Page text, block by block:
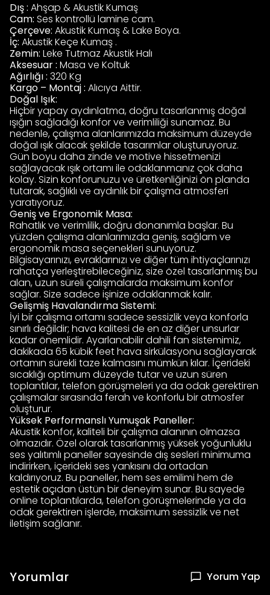
Dış : Ahşap & Akustik Kumaş
Cam: Ses kontrollü lamine cam.
Çerçeve: Akustik Kumaş & Lake Boya.
İç: Akustik Keçe Kumaş .
Zemin: Leke Tutmaz Akustik Halı
Aksesuar : Masa ve Koltuk
Ağırlığı : 320 Kg
Kargo – Montaj : Alıcıya Aittir.
Doğal Işık:
Hiçbir yapay aydınlatma, doğru tasarlanmış doğal
ışığın sağladığı konfor ve verimliliği sunamaz. Bu
nedenle, çalışma alanlarımızda maksimum düzeyde
doğal ışık alacak şekilde tasarımlar oluşturuyoruz.
Gün boyu daha zinde ve motive hissetmenizi
sağlayacak ışık ortamı ile odaklanmanız çok daha
kolay. Sizin konforunuzu ve üretkenliğinizi ön planda
tutarak, sağlıklı ve aydınlık bir çalışma atmosferi
yaratıyoruz.
Geniş ve Ergonomik Masa:
Rahatlık ve verimlilik, doğru donanımla başlar. Bu
yüzden çalışma alanlarımızda geniş, sağlam ve
ergonomik masa seçenekleri sunuyoruz.
Bilgisayarınızı, evraklarınızı ve diğer tüm ihtiyaçlarınızı
rahatça yerleştirebileceğiniz, size özel tasarlanmış bu
alan, uzun süreli çalışmalarda maksimum konfor
sağlar. Size sadece işinize odaklanmak kalır.
Gelişmiş Havalandırma Sistemi:
İyi bir çalışma ortamı sadece sessizlik veya konforla
sınırlı değildir; hava kalitesi de en az diğer unsurlar
kadar önemlidir. Ayarlanabilir dahili fan sistemimiz,
dakikada 65 kübik feet hava sirkülasyonu sağlayarak
ortamın sürekli taze kalmasını mümkün kılar. İçerideki
sıcaklığı optimum düzeyde tutar ve uzun süren
toplantılar, telefon görüşmeleri ya da odak gerektiren
çalışmalar sırasında ferah ve konforlu bir atmosfer
oluşturur.
Yüksek Performanslı Yumuşak Paneller:
Akustik konfor, kaliteli bir çalışma alanının olmazsa
olmazıdır. Özel olarak tasarlanmış yüksek yoğunluklu
ses yalıtımlı paneller sayesinde dış sesleri minimuma
indirirken, içerideki ses yankısını da ortadan
kaldırıyoruz. Bu paneller, hem ses emilimi hem de
estetik açıdan üstün bir deneyim sunar. Bu sayede
online toplantılarda, telefon görüşmelerinde ya da
odak gerektiren işlerde, maksimum sessizlik ve net
iletişim sağlanır.
Yorumlar Yorum Yap